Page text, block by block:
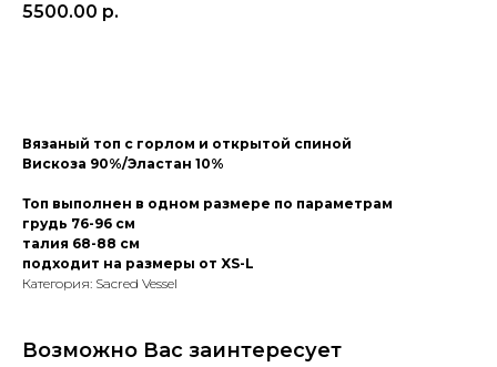
5500.00 р.
Вязаный топ с горлом и открытой спиной
Вискоза 90%/Эластан 10%
Топ выполнен в одном размере по параметрам
грудь 76-96 см
талия 68-88 см
подходит на размеры от XS-L
Категория: Sacred Vessel
Возможно Вас заинтересует
ПОЛИТИКА КОНФИДЕНЦИАЛЬНОСТИ
ПУБЛИЧНАЯ ОФЕРТА
ОПЛАТА/ДОСТАВКА
Ежедневно с 13:00 до 20:00
УХОД